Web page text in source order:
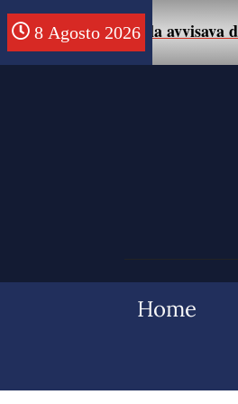
8 Agosto 2026
che la avvisava della
Home